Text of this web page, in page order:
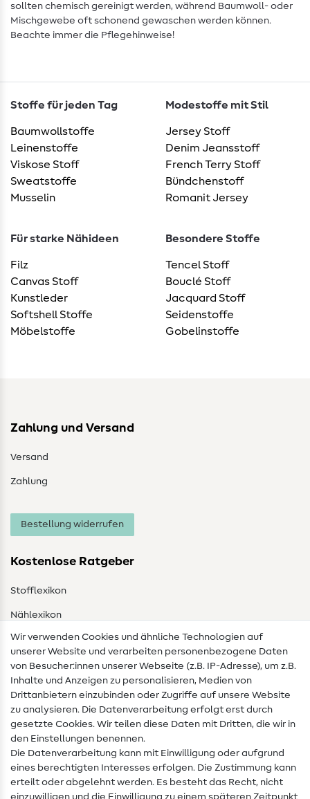
sollten chemisch gereinigt werden, während Baumwoll- oder
Mischgewebe oft schonend gewaschen werden können.
Beachte immer die Pflegehinweise!
Stoffe für jeden Tag
Baumwollstoffe
Leinenstoffe
Viskose Stoff
Sweatstoffe
Musselin
Modestoffe mit Stil
Jersey Stoff
Denim Jeansstoff
French Terry Stoff
Bündchenstoff
Romanit Jersey
Für starke Nähideen
Filz
Canvas Stoff
Kunstleder
Softshell Stoffe
Möbelstoffe
Besondere Stoffe
Tencel Stoff
Bouclé Stoff
Jacquard Stoff
Seidenstoffe
Gobelinstoffe
Zahlung und Versand
Versand
Zahlung
Bestellung widerrufen
Kostenlose Ratgeber
Stofflexikon
Nählexikon
Nähanleitungen
Hilfe & Kontakt
Kontakt
Infos zum Betreiberwechsel
Widerrufsrecht
Wir verwenden Cookies und ähnliche Technologien auf
unserer Website und verarbeiten personenbezogene Daten
von Besucher:innen unserer Webseite (z.B. IP-Adresse), um z.B.
Inhalte und Anzeigen zu personalisieren, Medien von
Drittanbietern einzubinden oder Zugriffe auf unsere Website
zu analysieren. Die Datenverarbeitung erfolgt erst durch
gesetzte Cookies. Wir teilen diese Daten mit Dritten, die wir in
den Einstellungen benennen.
Die Datenverarbeitung kann mit Einwilligung oder aufgrund
eines berechtigten Interesses erfolgen. Die Zustimmung kann
erteilt oder abgelehnt werden. Es besteht das Recht, nicht
einzuwilligen und die Einwilligung zu einem späteren Zeitpunkt